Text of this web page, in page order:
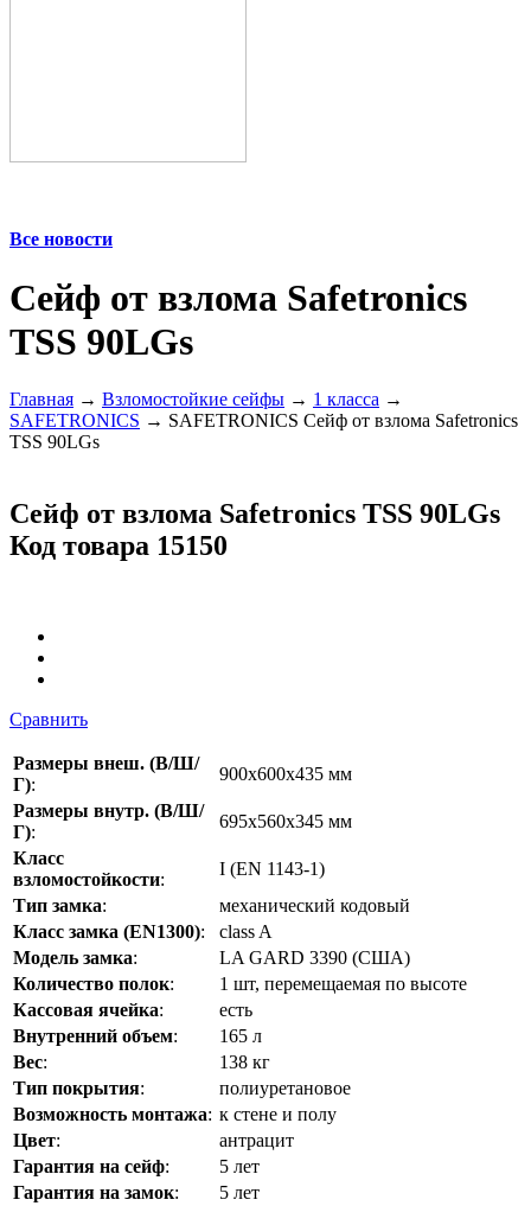
Все новости
Сейф от взлома Safetronics
TSS 90LGs
Главная → Взломостойкие сейфы → 1 класса →
SAFETRONICS → SAFETRONICS Сейф от взлома Safetronics
TSS 90LGs
Сейф от взлома Safetronics TSS 90LGs
Код товара 15150
Сравнить
Размеры внеш. (В/Ш/
Г):
900x600x435 мм
Размеры внутр. (В/Ш/
Г):
695x560x345 мм
Класс
взломостойкости:
I (EN 1143-1)
Тип замка:
механический кодовый
Класс замка (EN1300):
class A
Модель замка:
LA GARD 3390 (США)
Количество полок:
1 шт, перемещаемая по высоте
Кассовая ячейка:
есть
Внутренний объем:
165 л
Вес:
138 кг
Тип покрытия:
полиуретановое
Возможность монтажа: к стене и полу
Цвет:
антрацит
Гарантия на сейф:
5 лет
Гарантия на замок:
5 лет